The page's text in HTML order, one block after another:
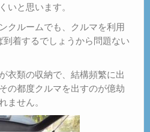
いと思います。
クルームでも、クルマを利用
到着するでしょうから問題ない
衣類の収納で、結構頻繁に出
の都度クルマを出すのが億劫
ません。